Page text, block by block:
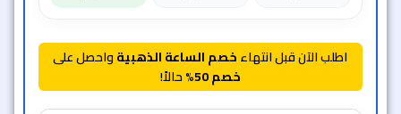
اطلب الآن قبل انتهاءخصم الساعة الذهبيةواحصل على
خصم 50%
حالاً!